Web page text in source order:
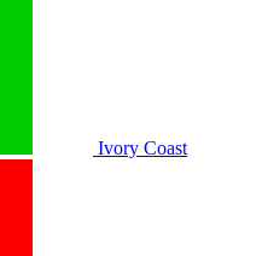
Ivory Coast